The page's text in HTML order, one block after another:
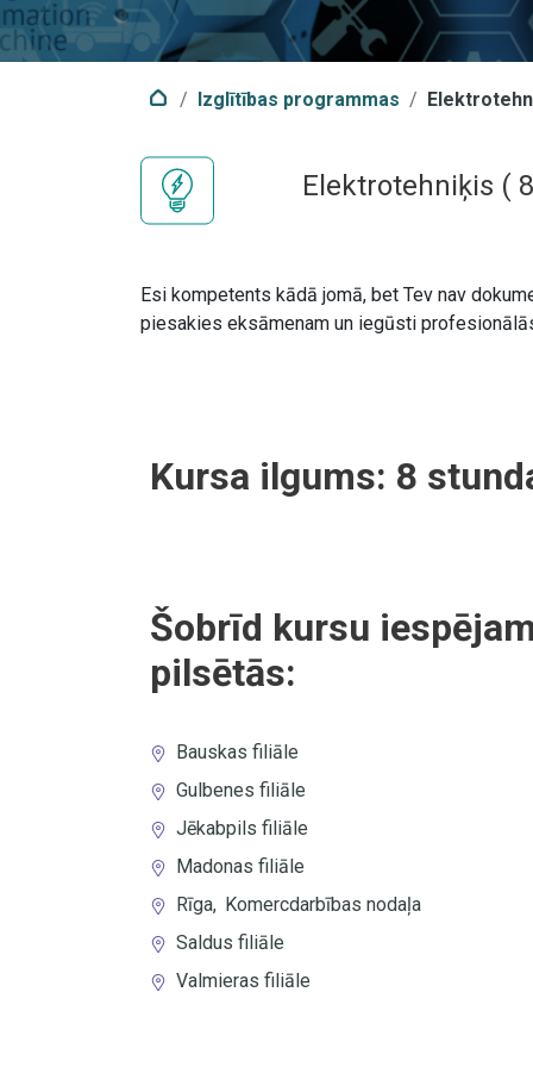
Izglītības programmas
Elektrotehniķis ( 8
Esi kompetents kādā jomā, bet Tev nav
piesakies eksāmenam un iegūsti
Kursa ilgums: 8
Šobrīd kursu
pilsētās:
Bauskas filiāle
Gulbenes filiāle
Jēkabpils filiāle
Madonas filiāle
Rīga, Komercdarbības nodaļa
Saldus filiāle
Valmieras filiāle